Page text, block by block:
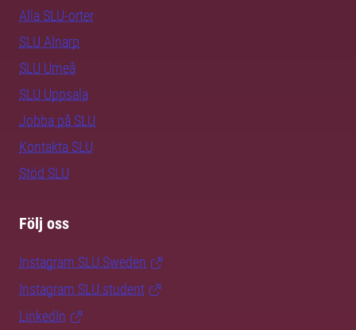
Alla SLU-orter
SLU Alnarp
SLU Umeå
SLU Uppsala
Jobba på SLU
Kontakta SLU
Stöd SLU
Följ oss
Instagram SLU.Sweden
Instagram SLU.student
LinkedIn